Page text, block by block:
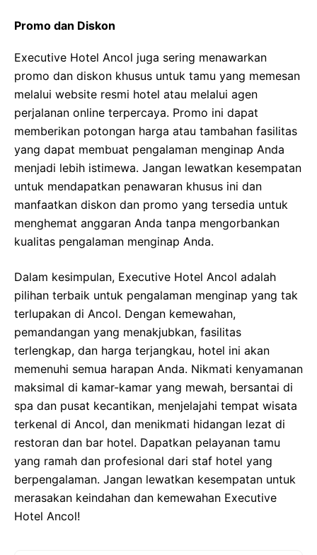
Promo dan Diskon
Executive Hotel Ancol juga sering menawarkan
promo dan diskon khusus untuk tamu yang memesan
melalui website resmi hotel atau melalui agen
perjalanan online terpercaya. Promo ini dapat
memberikan potongan harga atau tambahan fasilitas
yang dapat membuat pengalaman menginap Anda
menjadi lebih istimewa. Jangan lewatkan kesempatan
untuk mendapatkan penawaran khusus ini dan
manfaatkan diskon dan promo yang tersedia untuk
menghemat anggaran Anda tanpa mengorbankan
kualitas pengalaman menginap Anda.
Dalam kesimpulan, Executive Hotel Ancol adalah
pilihan terbaik untuk pengalaman menginap yang tak
terlupakan di Ancol. Dengan kemewahan,
pemandangan yang menakjubkan, fasilitas
terlengkap, dan harga terjangkau, hotel ini akan
memenuhi semua harapan Anda. Nikmati kenyamanan
maksimal di kamar-kamar yang mewah, bersantai di
spa dan pusat kecantikan, menjelajahi tempat wisata
terkenal di Ancol, dan menikmati hidangan lezat di
restoran dan bar hotel. Dapatkan pelayanan tamu
yang ramah dan profesional dari staf hotel yang
berpengalaman. Jangan lewatkan kesempatan untuk
merasakan keindahan dan kemewahan Executive
Hotel Ancol!